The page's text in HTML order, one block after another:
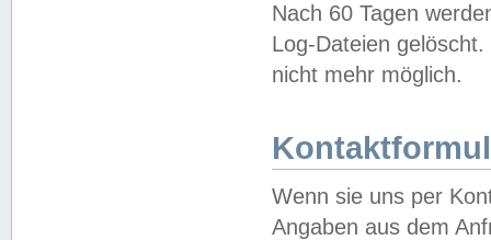
Nach 60 Tagen
Log-Dateien
nicht mehr möglich.
Wenn sie uns per
Angaben aus dem